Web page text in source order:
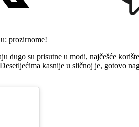
prozirnome!
su prisutne u modi, najčešće
kasnije u sličnoj je, gotovo